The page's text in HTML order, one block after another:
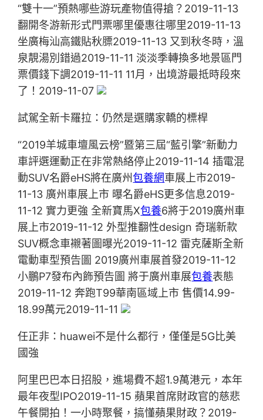
“雙十一”預熱哪些游玩產物值得搶？2019-11-13
翻開冬游新形式門票哪里優惠往哪里2019-11-13
坐廣梅汕高鐵貼秋膘2019-11-13 又到秋冬時，溫
泉靚湯別錯過2019-11-11 淡淡季轉換多地景區門
票價錢下調2019-11-11 11月，出境游最抵時段來
了！2019-11-07
試駕全新卡羅拉：仍然是選購家轎的標桿
“2019羊城車壇風云榜”暨第三屆“藍引擎”新動力
車評選運動正在非常熱絡停止2019-11-14 插電混
動SUV名爵eHS將在廣州包養網車展上市2019-
11-13 廣州車展上市 曝名爵eHS更多信息2019-
11-12 實力更強 全新寶馬X包養6將于2019廣州車
展上市2019-11-12 外型推翻性design 奇瑞新款
SUV概念車襯著圖曝光2019-11-12 雷克薩斯全新
電動車型預告圖 2019廣州車展首發2019-11-12
小鵬P7發布內飾預告圖 將于廣州車展包養表態
2019-11-12 奔跑T99華南區域上市 售價14.99-
18.99萬元2019-11-11
任正非：huawei不是什么都行，僅僅是5G比美
國強
阿里巴巴本日招股，進場費不超1.9萬港元，本年
最年夜型IPO2019-11-15 蘋果首席財政官的慈悲
午餐開拍！一小時聚餐，搞懂蘋果財政？2019-